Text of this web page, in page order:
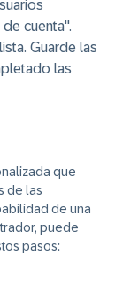
cuenta".
Guarde las
las
que
de las
de una
puede
pasos: